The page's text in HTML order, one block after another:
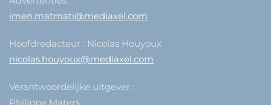
imen.matmati@mediaxel.com
Hoofdredacteur : Nicolas Houyoux
nicolas.houyoux@mediaxel.com
Verantwoordelijke uitgever :
Philippe Maters